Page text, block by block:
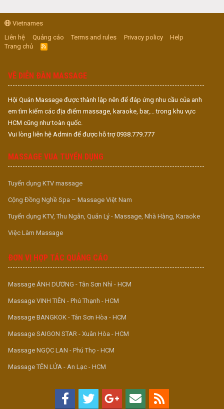
Vietnames
Liên hệ
Quảng cáo Terms and rules Privacy policy
Help
Trang chủ
R
S
VỀ DIỄN ĐÀN MASSAGE
Hội Quán Massage được thành lập nên để đáp ứng nhu cầu của anh
em tìm kiếm các địa điểm massage, karaoke, bar,... trong khu vực
HCM cũng như toàn quốc.
Vui lòng liên hệ Admin để được hỗ trợ 0938.779.777
MASSAGE VUA TUYỂN DỤNG
Tuyển dụng KTV massage
Cộng Đồng Nghề Spa – Massage Việt Nam
Tuyển dụng KTV, Thu Ngân, Quản Lý - Massage, Nhà Hàng, Karaoke
Việc Làm Massage
ĐƠN VỊ HỢP TÁC QUẢNG CÁO
Massage ÁNH DƯƠNG - Tân Sơn Nhì - HCM
Massage VINH TIÊN - Phú Thạnh - HCM
Massage BANGKOK - Tân Sơn Hòa - HCM
Massage SAIGON STAR - Xuân Hòa - HCM
Massage NGỌC LAN - Phú Thọ - HCM
Massage TÊN LỬA - An Lạc - HCM